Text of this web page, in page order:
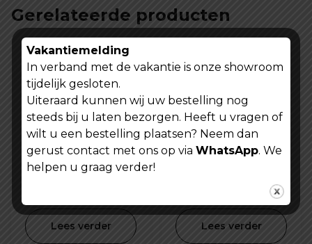
Gerelateerde producten
Fiets E-step
prijs
prijs
is:
Lees verder
1.95/2.15 inch SV-
32mm
Lees verder
Vakantiemelding
In verband met de vakantie is onze showroom
tijdelijk gesloten.
Uiteraard kunnen wij uw bestelling nog
steeds bij u laten bezorgen. Heeft u vragen of
wilt u een bestelling plaatsen? Neem dan
gerust contact met ons op via WhatsApp. We
helpen u graag verder!